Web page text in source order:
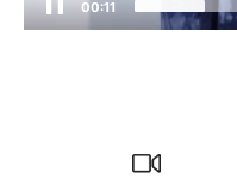
00:12